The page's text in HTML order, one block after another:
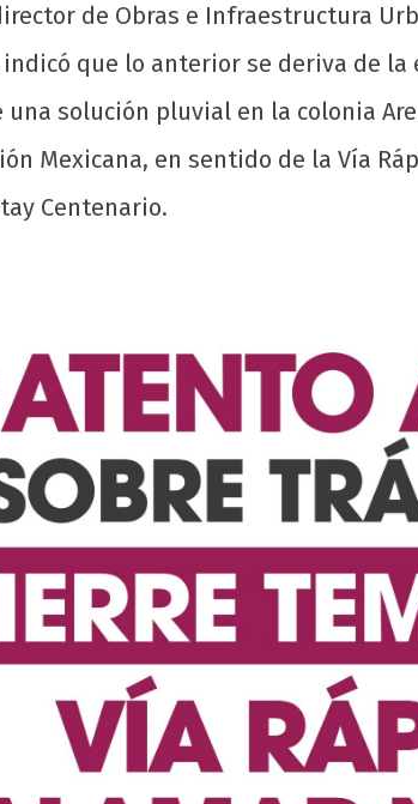
de Obras e Infraestructura
indicó que lo anterior se deriva de
una solución pluvial en la colonia
Mexicana, en sentido de la Vía
Centenario.